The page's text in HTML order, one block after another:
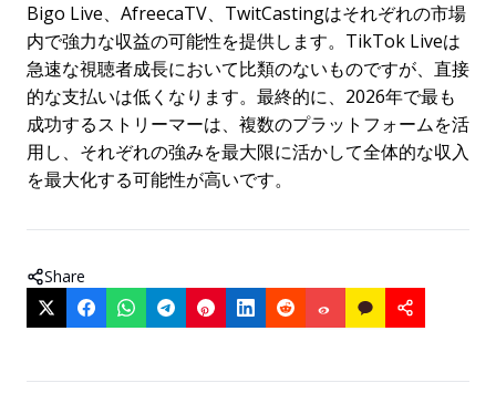
Bigo Live、AfreecaTV、TwitCastingはそれぞれの市場
内で強力な収益の可能性を提供します。TikTok Liveは
急速な視聴者成長において比類のないものですが、直接
的な支払いは低くなります。最終的に、2026年で最も
成功するストリーマーは、複数のプラットフォームを活
用し、それぞれの強みを最大限に活かして全体的な収入
を最大化する可能性が高いです。
Share